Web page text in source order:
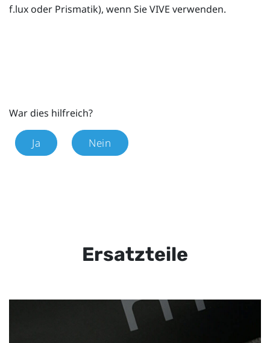
f.lux oder Prismatik), wenn SieVIVE verwenden.
War dies hilfreich?
Ja Nein
Ersatzteile